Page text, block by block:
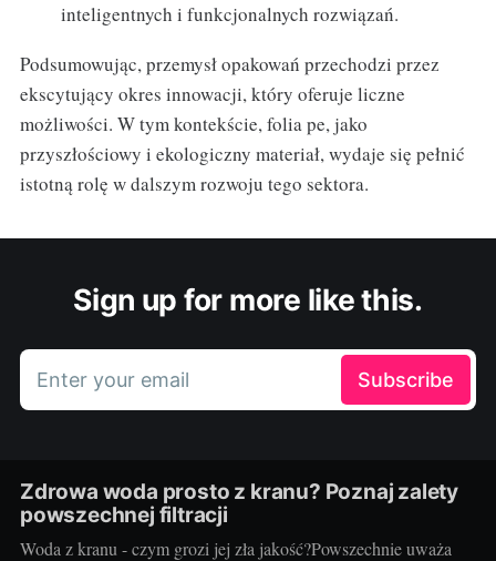
inteligentnych i funkcjonalnych rozwiązań.
Podsumowując, przemysł opakowań przechodzi przez
ekscytujący okres innowacji, który oferuje liczne
możliwości. W tym kontekście, folia pe, jako
przyszłościowy i ekologiczny materiał, wydaje się pełnić
istotną rolę w dalszym rozwoju tego sektora.
Sign up for more like this.
Enter your email Subscribe
Zdrowa woda prosto z kranu? Poznaj zalety
powszechnej filtracji
Woda z kranu - czym grozi jej zła jakość?Powszechnie uważa